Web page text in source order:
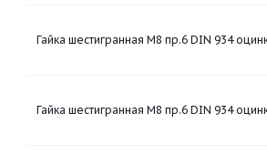
Гайка шестигранная М8 пр.6 DIN 934
Гайка шестигранная М8 пр.6 DIN 934